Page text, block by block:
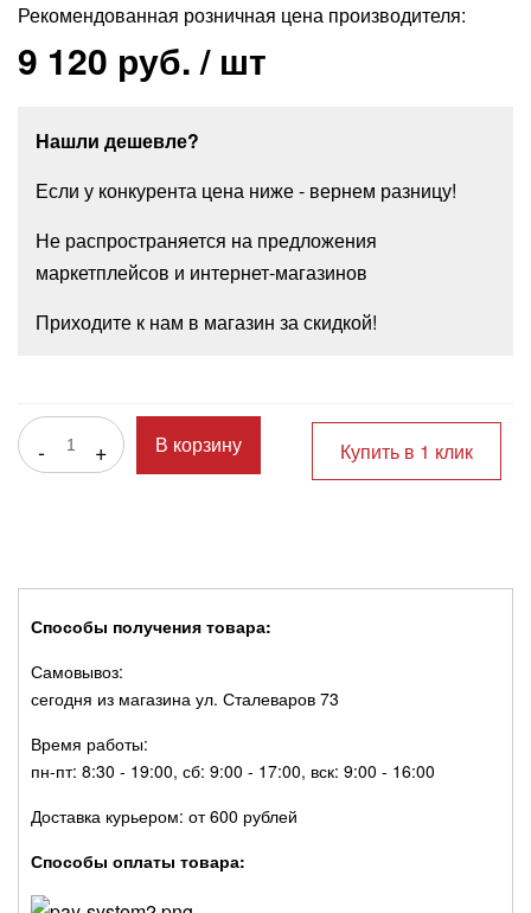
Рекомендованная розничная цена производителя:
9 120 руб./ шт
Нашли дешевле?
Если у конкурента цена ниже - вернем разницу!
Не распространяется на предложения
маркетплейсов и интернет-магазинов
Приходите к нам в магазин за скидкой!
- + В корзину Купить в 1 клик
Способы получения товара:
Самовывоз:
сегодня из магазина ул. Сталеваров 73
Время работы:
пн-пт: 8:30 - 19:00, сб: 9:00 - 17:00, вск: 9:00 - 16:00
Доставка курьером: от 600 рублей
Способы оплаты товара: